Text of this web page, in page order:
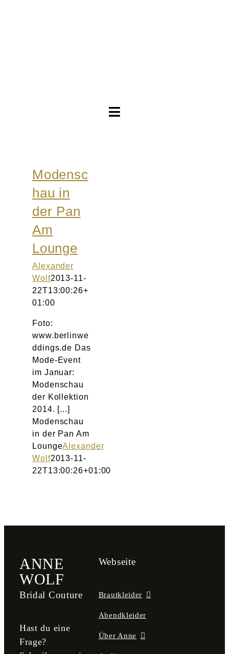
Toggle
Modensc
hau in
der Pan
Am
Lounge
Alexander
Wolf2013-11-
22T13:00:26+
01:00
Foto:
www.berlinwe
ddings.de Das
Mode-Event
im Januar:
Modenschau
der Kollektion
2014. [...]
Modenschau
in der Pan Am
LoungeAlexander
Wolf2013-11-
22T13:00:26+01:00
ANNE
WOLF
Bridal Couture
Hast du eine
Frage?
Webseite
Brautkleider
Abendkleider
Über Anne